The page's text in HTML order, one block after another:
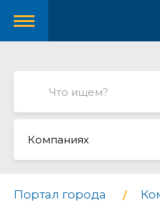
Компаниях
Портал города